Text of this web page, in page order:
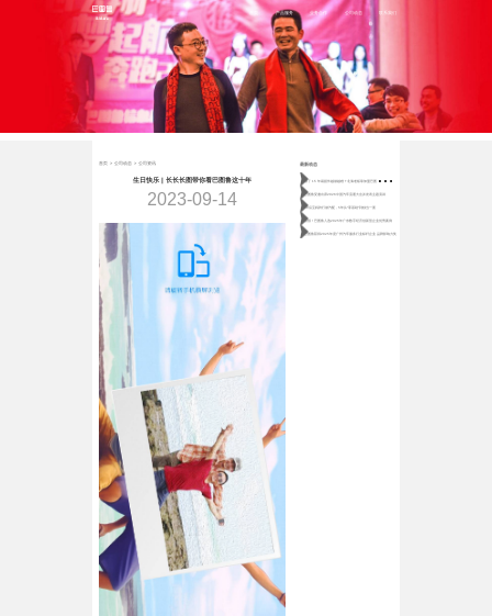
产品服务 业务合作 公司动态 联系我们
首页 > 公司动态 > 公司资讯
生日快乐 | 长长长图带你看巴图鲁这十年
2023-09-14
最新动态
做
了 15 年易损件越做越难？北海老板靠加盟巴图鲁稳守月近百万营收
巴图鲁受邀出席2026中国汽车流通大会并发表主题演讲
80后宝妈跨行做汽配，5年从“零基础”到独当一面
喜报！巴图鲁入选2025年广东数字经济创新型企业优秀案例
巴图鲁获得2025年度广州汽车服务行业标杆企业 品牌影响力奖